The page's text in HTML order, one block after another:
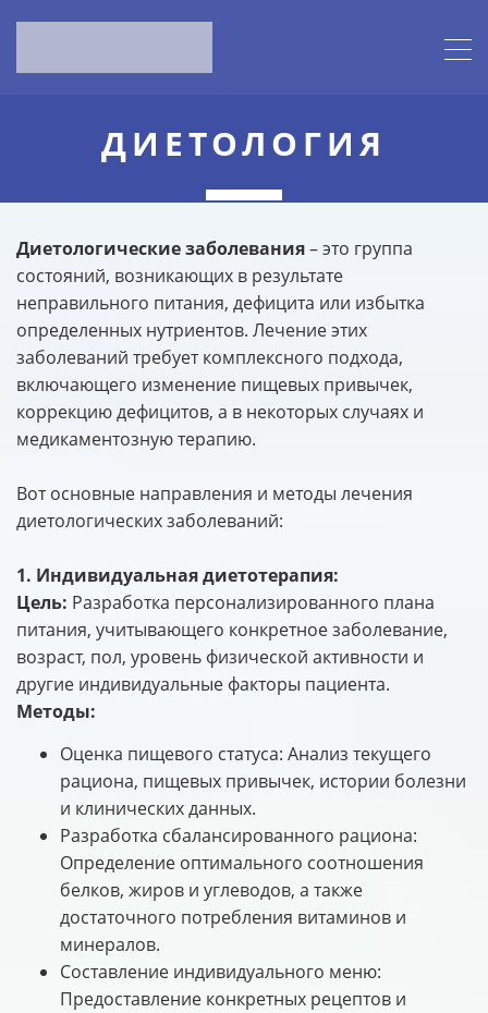
ЗАБОЛЕВАНИЙ
НАЙТИ КЛИНИКУ И ВРАЧА
ДИЕТОЛОГИЯ
Диетологические заболевания– это группа
состояний, возникающих в результате
неправильного питания, дефицита или избытка
определенных нутриентов. Лечение этих
заболеваний требует комплексного подхода,
включающего изменение пищевых привычек,
коррекцию дефицитов, а в некоторых случаях и
медикаментозную терапию.
Вот основные направления и методы лечения
диетологических заболеваний:
1. Индивидуальная диетотерапия:
Цель: Разработка персонализированного плана
питания, учитывающего конкретное заболевание,
возраст, пол, уровень физической активности и
другие индивидуальные факторы пациента.
Методы:
Оценка пищевого статуса: Анализ текущего
рациона, пищевых привычек, истории болезни
и клинических данных.
Разработка сбалансированного рациона:
Определение оптимального соотношения
белков, жиров и углеводов, а также
достаточного потребления витаминов и
минералов.
Составление индивидуального меню:
Предоставление конкретных рецептов и